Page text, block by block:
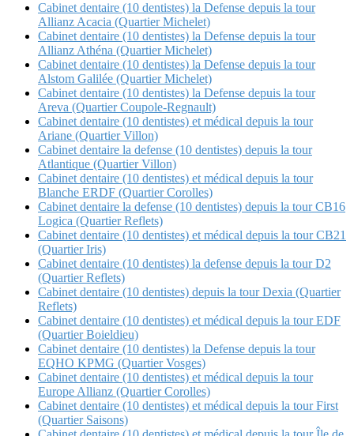
Cabinet dentaire (10 dentistes) la Defense depuis la tour
Allianz Acacia (Quartier Michelet)
Cabinet dentaire (10 dentistes) la Defense depuis la tour
Allianz Athéna (Quartier Michelet)
Cabinet dentaire (10 dentistes) la Defense depuis la tour
Alstom Galilée (Quartier Michelet)
Cabinet dentaire (10 dentistes) la Defense depuis la tour
Areva (Quartier Coupole-Regnault)
Cabinet dentaire (10 dentistes) et médical depuis la tour
Ariane (Quartier Villon)
Cabinet dentaire la defense (10 dentistes) depuis la tour
Atlantique (Quartier Villon)
Cabinet dentaire (10 dentistes) et médical depuis la tour
Blanche ERDF (Quartier Corolles)
Cabinet dentaire la defense (10 dentistes) depuis la tour CB16
Logica (Quartier Reflets)
Cabinet dentaire (10 dentistes) et médical depuis la tour CB21
(Quartier Iris)
Cabinet dentaire (10 dentistes) la defense depuis la tour D2
(Quartier Reflets)
Cabinet dentaire (10 dentistes) depuis la tour Dexia (Quartier
Reflets)
Cabinet dentaire (10 dentistes) et médical depuis la tour EDF
(Quartier Boieldieu)
Cabinet dentaire (10 dentistes) la Defense depuis la tour
EQHO KPMG (Quartier Vosges)
Cabinet dentaire (10 dentistes) et médical depuis la tour
Europe Allianz (Quartier Corolles)
Cabinet dentaire (10 dentistes) et médical depuis la tour First
(Quartier Saisons)